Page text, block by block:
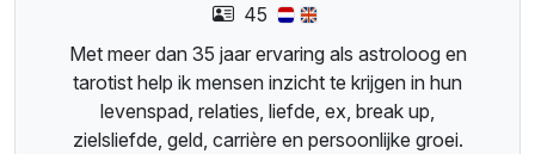
45
Met meer dan 35 jaar ervaring als astroloog en
tarotist help ik mensen inzicht te krijgen in hun
levenspad, relaties, liefde, ex, break up,
zielsliefde, geld, carrière en persoonlijke groei.